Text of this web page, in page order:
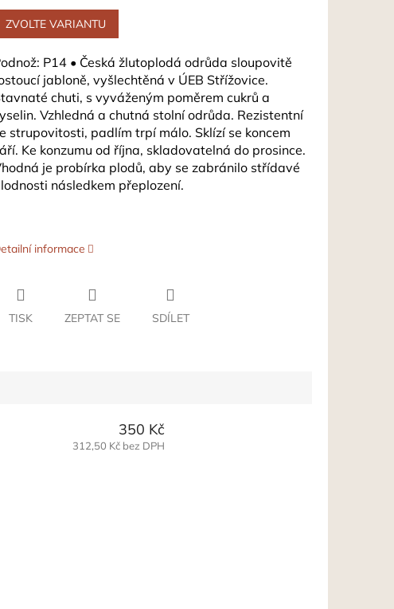
ZVOLTE VARIANTU
P14 • Česká žlutoplodá odrůda sloupovitě
jabloně, vyšlechtěná v ÚEB Střížovice.
chuti, s vyváženým poměrem cukrů a
Vzhledná a chutná stolní odrůda. Rezistentní
strupovitosti, padlím trpí málo. Sklízí se koncem
Ke konzumu od října, skladovatelná do prosince.
je probírka plodů, aby se zabránilo střídavé
následkem přeplození.
informace
TISK ZEPTAT SE SDÍLET
350 Kč
312,50 Kč bez DPH